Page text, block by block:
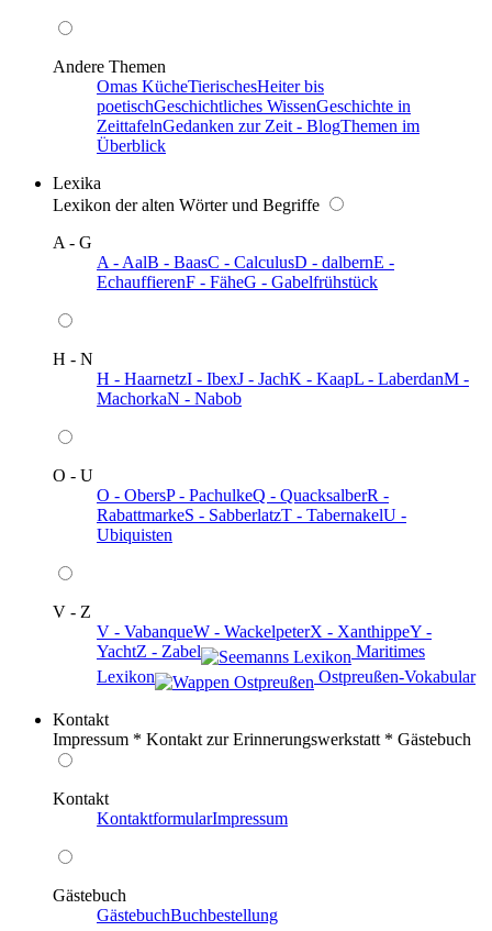
Andere Themen
Omas KücheTierischesHeiter bis
poetischGeschichtliches WissenGeschichte in
ZeittafelnGedanken zur Zeit - BlogThemen im
Überblick
Lexika
Lexikon der alten Wörter und Begriffe
A - G
A - AalB - BaasC - CalculusD - dalbernE -
EchauffierenF - FäheG - Gabelfrühstück
H - N
H - HaarnetzI - IbexJ - JachK - KaapL - LaberdanM -
MachorkaN - Nabob
O - U
O - ObersP - PachulkeQ - QuacksalberR -
RabattmarkeS - SabberlatzT - TabernakelU -
Ubiquisten
V - Z
V - VabanqueW - WackelpeterX - XanthippeY -
YachtZ - Zabel
️ Maritimes
Lexikon
️ Ostpreußen-Vokabular
Kontakt
Impressum * Kontakt zur Erinnerungswerkstatt * Gästebuch
Kontakt
KontaktformularImpressum
Gästebuch
GästebuchBuchbestellung